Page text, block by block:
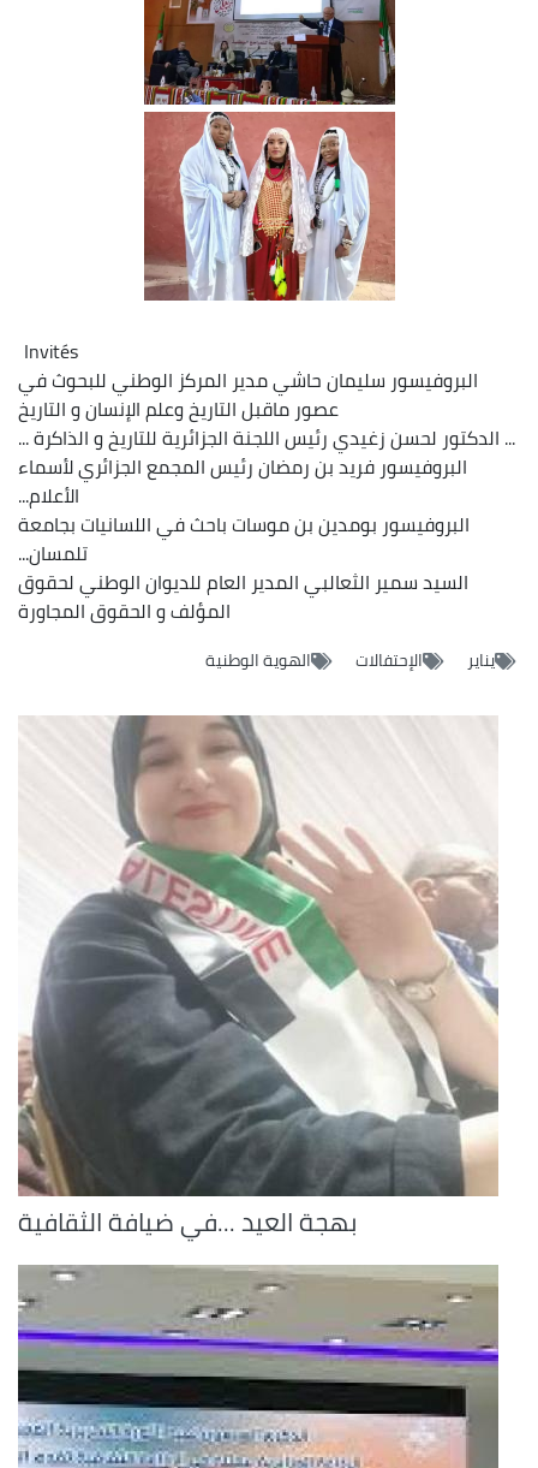
Invités
البروفيسور سليمان حاشي مدير المركز الوطني للبحوث في
عصور ماقبل التاريخ وعلم الإنسان و التاريخ
... الدكتور لحسن زغيدي رئيس اللجنة الجزائرية للتاريخ و الذاكرة ...
البروفيسور فريد بن رمضان رئيس المجمع الجزائري لأسماء
الأعلام...
البروفيسور بومدين بن موسات باحث في اللسانيات بجامعة
تلمسان...
السيد سمير الثعالبي المدير العام للديوان الوطني لحقوق
المؤلف و الحقوق المجاورة
يناير الإحتفالات الهوية الوطنية
بهجة العيد ...في ضيافة الثقافية